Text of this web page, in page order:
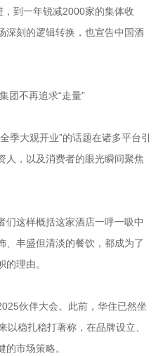
，到一年锐减2000家的集体收
深刻的逻辑转换，也宣告中国酒
团不再追求“走量”
季大观开业”的话题在诸多平台引
人，以及消费者的眼光瞬间聚焦
们这样概括这家酒店一呼一吸中
、丰盛但清淡的餐饮，都成为了
理由。
伙伴大会。此前，华住已然坐
稳扎稳打著称，在品牌设立、
市场策略。